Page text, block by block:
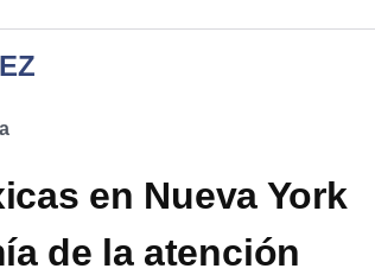
en Nueva York
de la atención